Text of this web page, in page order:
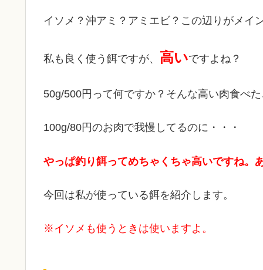
イソメ？沖アミ？アミエビ？この辺りがメイ
私も良く使う餌ですが、 高いですよね？
50g/500円って何ですか？そんな高い肉食べ
100g/80円のお肉で我慢してるのに・・・
やっぱ釣り餌ってめちゃくちゃ高いですね。
今回は私が使っている餌を紹介します。
※イソメも使うときは使いますよ。